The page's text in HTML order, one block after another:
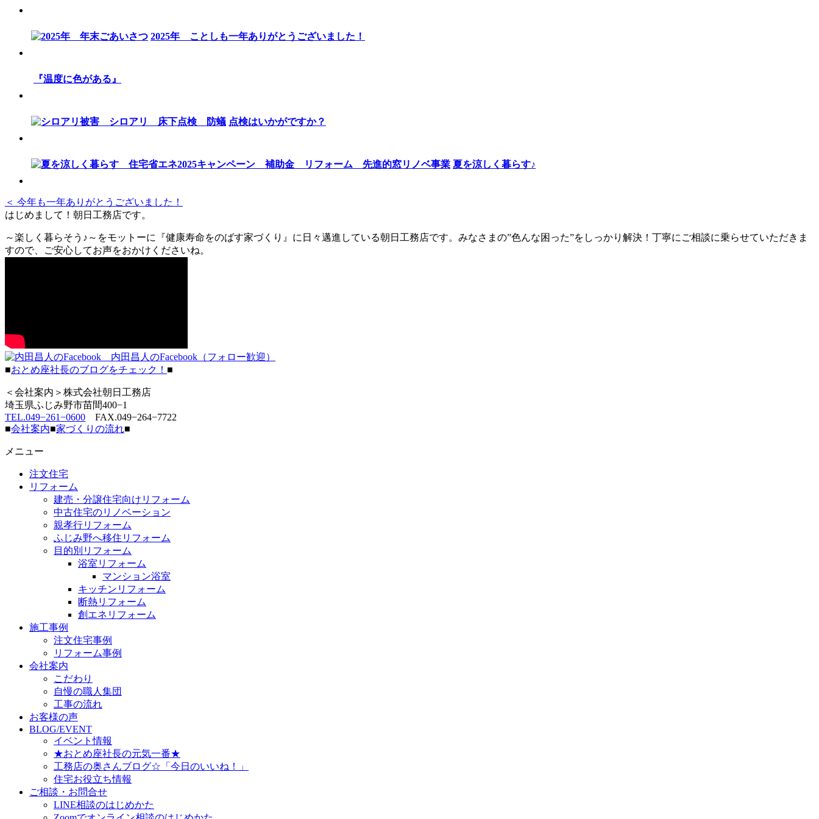
2025年 ことしも一年ありがとうございました！
『温度に色がある』
点検はいかがですか？
夏を涼しく暮らす♪
＜ 今年も一年ありがとうございました！
はじめまして！朝日工務店です。
～楽しく暮らそう♪～をモットーに『健康寿命をのばす家づくり』に日々邁進している朝日工務店です。みなさまの”色んな困った”をしっかり解決！丁寧にご相談に乗らせていただきま
すので、ご安心してお声をおかけくださいね。
内田昌人のFacebook（フォロー歓迎）
■おとめ座社長のブログをチェック！ ■
＜会社案内＞株式会社朝日工務店
埼玉県ふじみ野市苗間400−1
TEL.049−261−0600 FAX.049−264−7722
■会社案内■家づくりの流れ■
メニュー
注文住宅
リフォーム
建売・分譲住宅向けリフォーム
中古住宅のリノベーション
親孝行リフォーム
ふじみ野へ移住リフォーム
目的別リフォーム
浴室リフォーム
マンション浴室
キッチンリフォーム
断熱リフォーム
創エネリフォーム
施工事例
注文住宅事例
リフォーム事例
会社案内
こだわり
自慢の職人集団
工事の流れ
お客様の声
BLOG/EVENT
イベント情報
★おとめ座社長の元気一番★
工務店の奥さんブログ☆「今日のいいね！」
住宅お役立ち情報
ご相談・お問合せ
LINE相談のはじめかた